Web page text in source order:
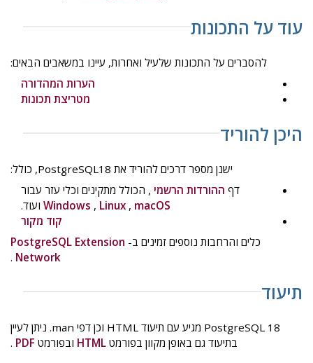
עוד על התכונות
להסברים על התכונות שלעיל ואחרות, עיינו במשאבים הבאים:
הערות המהדורה
מטריצת תכונות
היכן להוריד
ישנן מספר דרכים להוריד את PostgreSQL18, כולל:
דף ההורדות הרשמי , הכולל מתקינים וכלי עזר עבור
Windows , Linux , macOS
ועוד.
קוד מקור
כלים והרחבות נוספים זמינים ב- PostgreSQL Extension
Network
.
תיעוד
PostgreSQL 18 מגיע עם תיעוד HTML וכן דפי man. ניתן לעיין
בתיעוד גם באופן מקוון בפורמט HTML ובפורמט PDF
.